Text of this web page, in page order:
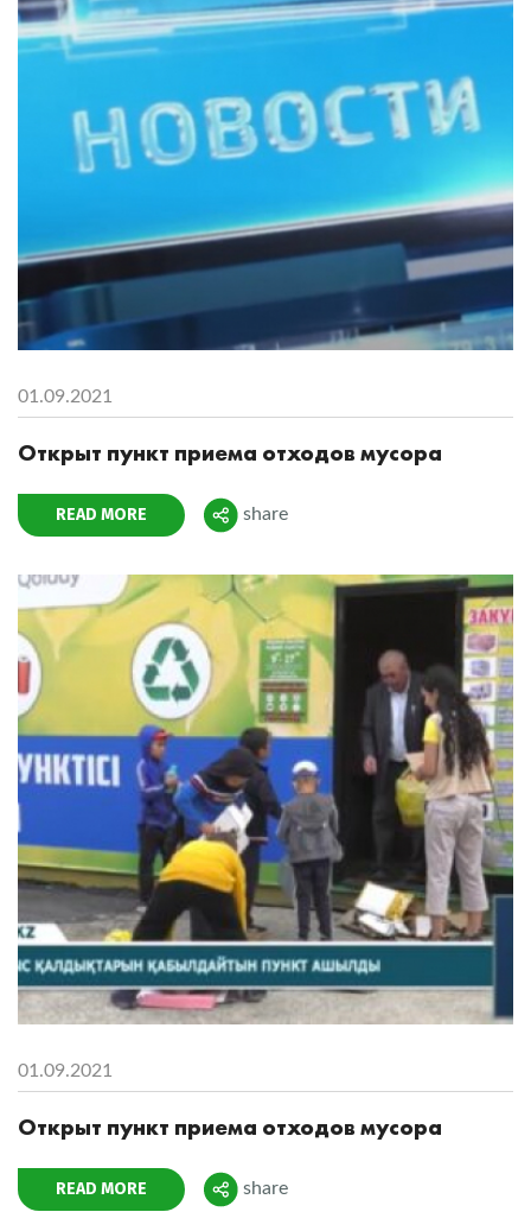
01.09.2021
Открыт пункт приема отходов мусора
READ MORE Поделиться
share
01.09.2021
Открыт пункт приема отходов мусора
READ MORE Поделиться
share